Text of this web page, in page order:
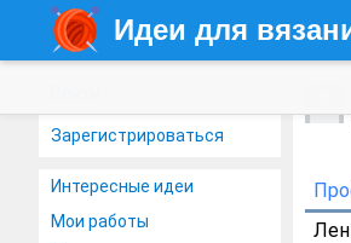
Идеи для
Зарегистрироваться
Интересные идеи
Мои работы